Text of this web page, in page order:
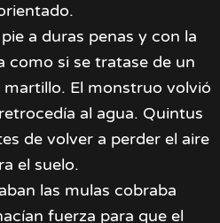
a duras penas y con la
como si se tratase de un
El monstruo volvió
al agua. Quintus
de volver a perder el aire
el suelo.
las mulas cobraba
fuerza para que el